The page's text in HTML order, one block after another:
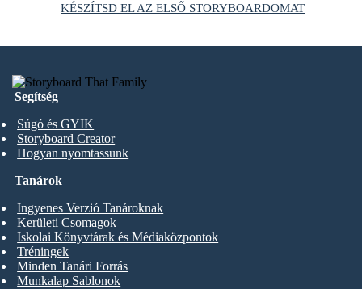
KÉSZÍTSD EL AZ ELSŐ STORYBOARDOMAT
Segítség
Súgó és GYIK
Storyboard Creator
Hogyan nyomtassunk
Tanárok
Ingyenes Verzió Tanároknak
Kerületi Csomagok
Iskolai Könyvtárak és Médiaközpontok
Tréningek
Minden Tanári Forrás
Munkalap Sablonok